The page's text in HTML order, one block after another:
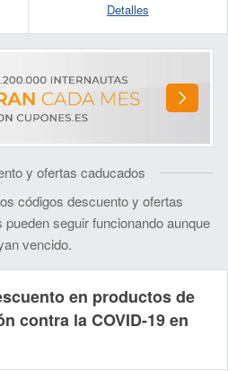
Detalles
y ofertas caducados
códigos descuento y ofertas
seguir funcionando aunque
vencido.
en productos de
contra la COVID-19 en